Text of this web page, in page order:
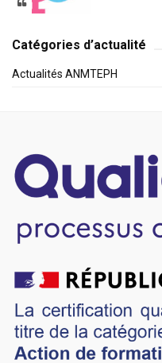
Catégories d’actualité
Actualités ANMTEPH